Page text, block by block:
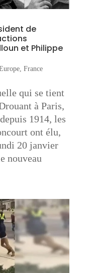
de
et Philippe
, France
qui se tient
à Paris,
1914, les
ont élu,
20 janvier
nouveau